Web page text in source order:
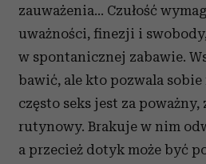
zauważenia... Czułość
uważności, finezji i
w spontanicznej zabawie.
bawić, ale kto pozwala
często seks jest za
rutynowy. Brakuje w nim
a przecież dotyk może być